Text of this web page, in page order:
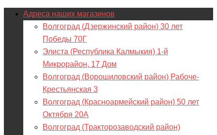
Адреса наших магазинов
Волгоград (Дзержинский район) 30 лет
Победы 70Г
Элиста (Республика Калмыкия) 1-й
Микрорайон, 17 Дом
Волгоград (Ворошиловский район) Рабоче-
Крестьянская 3
Волгоград (Красноармейский район) 50 лет
Октября 20А
Волгоград (Тракторозаводский район)